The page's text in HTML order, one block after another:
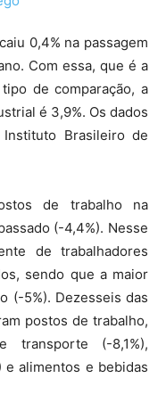
0,4% na passagem
Com essa, que é a
de comparação, a
é 3,9%. Os dados
Brasileiro de
de trabalho na
(-4,4%). Nesse
de trabalhadores
sendo que a maior
(-5%). Dezesseis das
postos de trabalho,
transporte (-8,1%),
e alimentos e bebidas